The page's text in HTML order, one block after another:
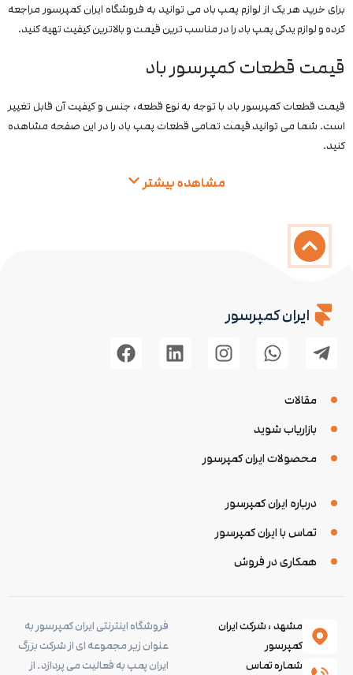
برای خرید هر یک از لوازم پمپ باد می توانید به فروشگاه ایران کمپرسور مراجعه
کرده و لوازم یدکی پمپ باد را در مناسب ترین قیمت و بالاترین کیفیت تهیه کنید.
قیمت قطعات کمپرسور باد
قیمت قطعات کمپرسور باد با توجه به نوع قطعه، جنس و کیفیت آن قابل تغییر
است. شما می توانید قیمت تمامی قطعات پمپ باد را در این صفحه مشاهده
کنید.
مشاهده بیشتر
درباره ایران کمپرسور
تماس با ایران کمپرسور
همکاری در فروش
مقالات
بازاریاب شوید
محصولات ایران کمپرسور
ایران کمپرسور
فروشگاه اینترنتی ایران کمپرسور به
عنوان زیر مجموعه ای از شرکت بزرگ
ایران پمپ به فعالیت می پردازد. از
مشهد ، شرکت ایران
کمپرسور
شماره تماس